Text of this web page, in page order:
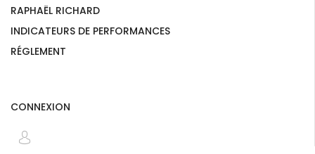
RAPHAËL RICHARD
INDICATEURS DE PERFORMANCES
RÉGLEMENT
CONNEXION